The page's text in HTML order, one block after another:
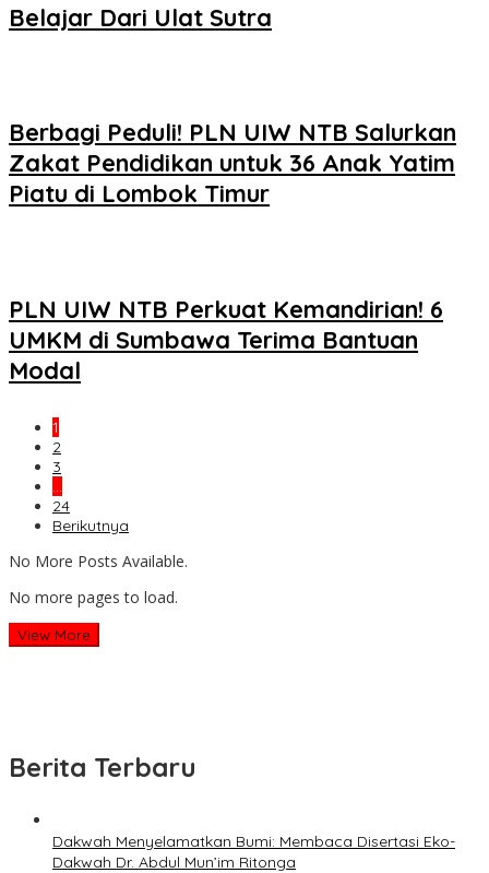
Belajar Dari Ulat Sutra
Berbagi Peduli! PLN UIW NTB Salurkan
Zakat Pendidikan untuk 36 Anak Yatim
Piatu di Lombok Timur
PLN UIW NTB Perkuat Kemandirian! 6
UMKM di Sumbawa Terima Bantuan
Modal
1
2
3
…
24
Berikutnya
No More Posts Available.
No more pages to load.
View More
Berita Terbaru
Dakwah Menyelamatkan Bumi: Membaca Disertasi Eko-
Dakwah Dr. Abdul Mun’im Ritonga